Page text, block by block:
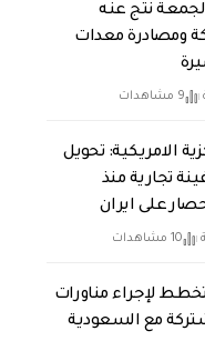
نتج عنه
ومصادرة معدات
9 مشاهدات
الامريكية: تحويل
53 سفينة تجارية منذ
على ايران
10 مشاهدات
تخطط لإجراء مناورات
مع السعودية